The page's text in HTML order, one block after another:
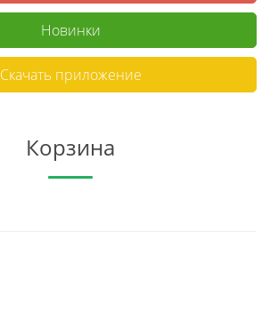
Новинки
Скачать приложение
Корзина